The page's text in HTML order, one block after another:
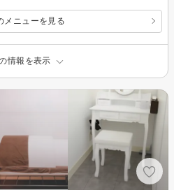
メニューを見る
情報を表示